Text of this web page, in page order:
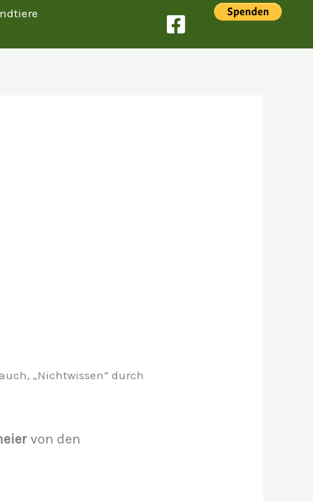
„Nichtwissen“ durch
von den